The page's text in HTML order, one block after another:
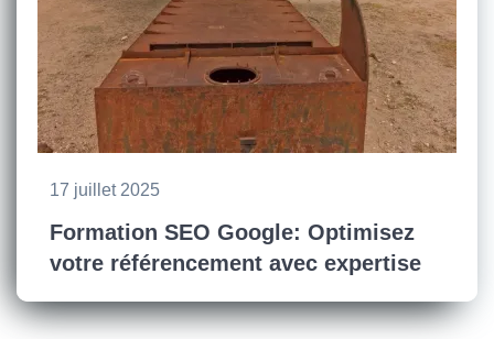
17 juillet 2025
Formation SEO Google: Optimisez
votre référencement avec expertise